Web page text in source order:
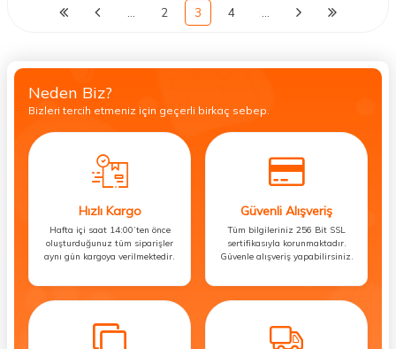
2 3 4
Neden Biz?
Bizleri tercih etmeniz için geçerli birkaç sebep.
Hızlı Kargo
Hafta içi saat 14:00’ten önce
oluşturduğunuz tüm siparişler
aynı gün kargoya verilmektedir.
Güvenli Alışveriş
Tüm bilgileriniz 256 Bit SSL
sertifikasıyla korunmaktadır.
Güvenle alışveriş yapabilirsiniz.